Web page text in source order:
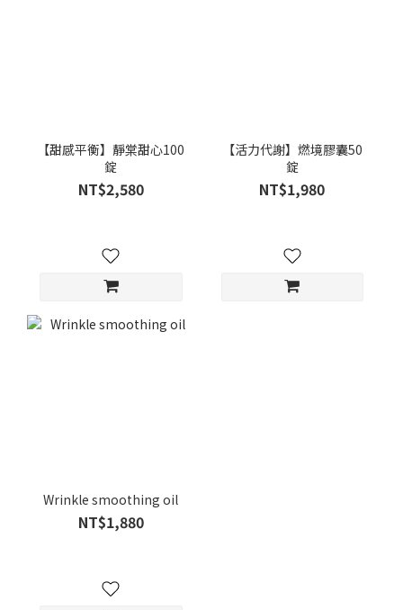
【甜感平衡】靜棠甜心100
錠
NT$2,580
【活力代謝】燃境膠囊50
錠
NT$1,980
Wrinkle smoothing oil
NT$1,880